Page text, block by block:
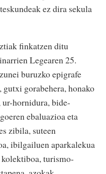
ez dira sekula
finkatzen ditu
Legearen 25.
buruzko epigrafe
gorabehera, honako
hornidura, bide-
ebaluazioa eta
zibila, suteen
ibilgailuen aparkalekua
turismo-